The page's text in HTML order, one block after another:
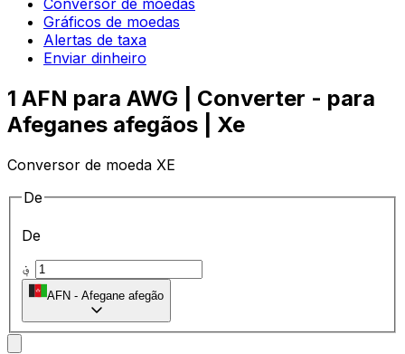
Conversor de moedas
Gráficos de moedas
Alertas de taxa
Enviar dinheiro
1 AFN para AWG | Converter - para
Afeganes afegãos | Xe
Conversor de moeda XE
De
De
AFN - Afegane afegão